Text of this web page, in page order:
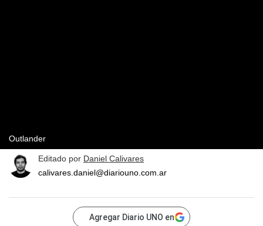
Outlander
Editado por Daniel Calivares
calivares.daniel@diariouno.com.ar
Agregar Diario UNO en